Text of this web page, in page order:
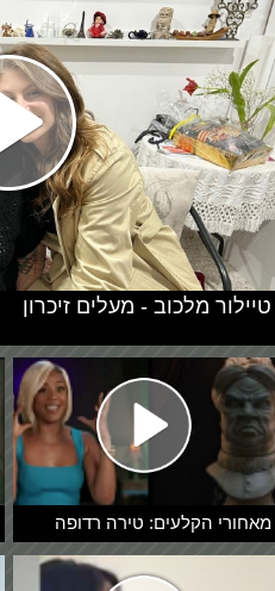
מאחורי הקלעים: טירה רדופה
טיילור מלכוב - מעלים זיכרון